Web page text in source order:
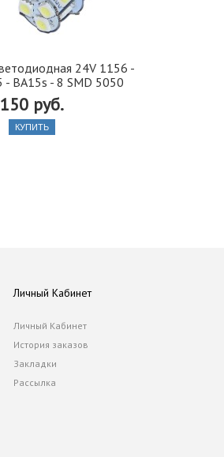
24V 1156 -
- BA15s - 8 SMD 5050
150 руб.
КУПИТЬ
Личный Кабинет
Личный Кабинет
История заказов
Закладки
Рассылка